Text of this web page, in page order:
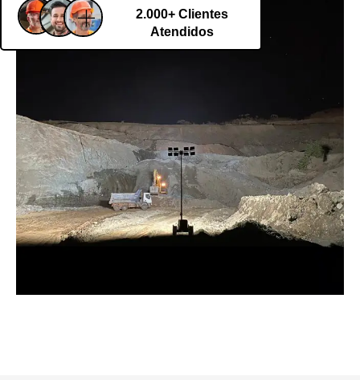
2.000+ Clientes
Atendidos